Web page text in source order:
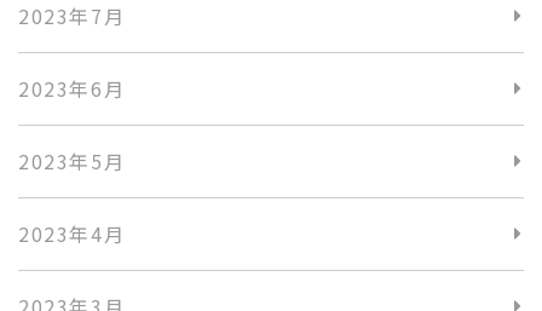
2023年7月
2023年6月
2023年5月
2023年4月